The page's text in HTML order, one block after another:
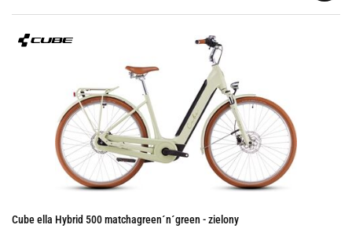
Cube ella Hybrid 500 matchagreen´n´green - zielony